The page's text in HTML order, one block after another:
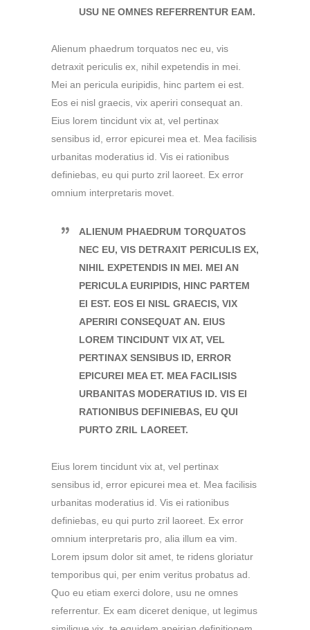
USU NE OMNES REFERRENTUR EAM.
Alienum phaedrum torquatos nec eu, vis
detraxit periculis ex, nihil expetendis in mei.
Mei an pericula euripidis, hinc partem ei est.
Eos ei nisl graecis, vix aperiri consequat an.
Eius lorem tincidunt vix at, vel pertinax
sensibus id, error epicurei mea et. Mea facilisis
urbanitas moderatius id. Vis ei rationibus
definiebas, eu qui purto zril laoreet. Ex error
omnium interpretaris movet.
ALIENUM PHAEDRUM TORQUATOS
NEC EU, VIS DETRAXIT PERICULIS EX,
NIHIL EXPETENDIS IN MEI. MEI AN
PERICULA EURIPIDIS, HINC PARTEM
EI EST. EOS EI NISL GRAECIS, VIX
APERIRI CONSEQUAT AN. EIUS
LOREM TINCIDUNT VIX AT, VEL
PERTINAX SENSIBUS ID, ERROR
EPICUREI MEA ET. MEA FACILISIS
URBANITAS MODERATIUS ID. VIS EI
RATIONIBUS DEFINIEBAS, EU QUI
PURTO ZRIL LAOREET.
Eius lorem tincidunt vix at, vel pertinax
sensibus id, error epicurei mea et. Mea facilisis
urbanitas moderatius id. Vis ei rationibus
definiebas, eu qui purto zril laoreet. Ex error
omnium interpretaris pro, alia illum ea vim.
Lorem ipsum dolor sit amet, te ridens gloriatur
temporibus qui, per enim veritus probatus ad.
Quo eu etiam exerci dolore, usu ne omnes
referrentur. Ex eam diceret denique, ut legimus